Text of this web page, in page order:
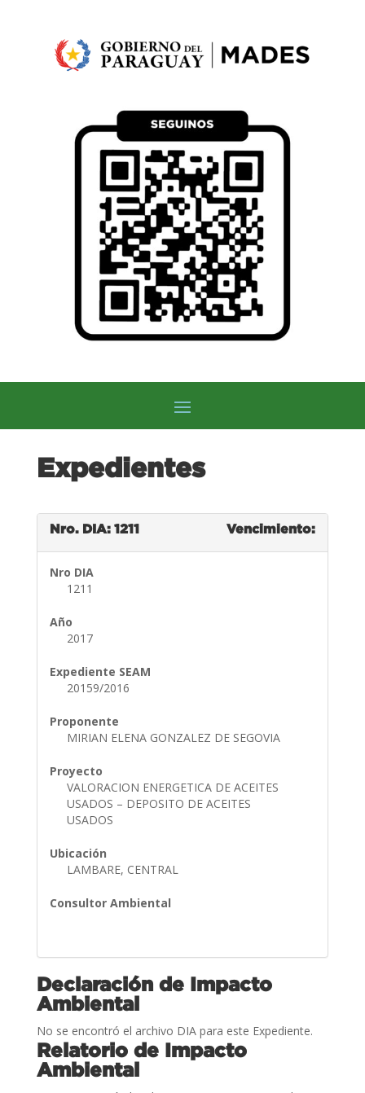
Expedientes
Nro. DIA: 1211 Vencimiento:
Nro DIA
1211
Año
2017
Expediente SEAM
20159/2016
Proponente
MIRIAN ELENA GONZALEZ DE SEGOVIA
Proyecto
VALORACION ENERGETICA DE ACEITES
USADOS – DEPOSITO DE ACEITES
USADOS
Ubicación
LAMBARE, CENTRAL
Consultor Ambiental
Declaración de Impacto
Ambiental
No se encontró el archivo DIA para este Expediente.
Relatorio de Impacto
Ambiental